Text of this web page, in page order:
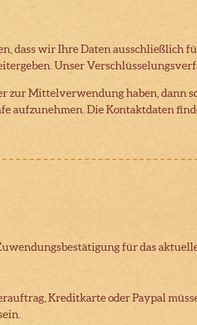
dass wir Ihre Daten ausschließlich
Unser
zur Mittelverwendung haben, dann
aufzunehmen. Die Kontaktdaten
für das
Kreditkarte oder Paypal